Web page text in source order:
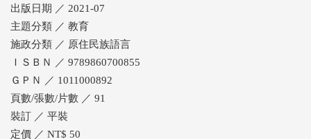
出版日期 ／ 2021-07
主題分類 ／ 教育
施政分類 ／ 原住民族語言
ＩＳＢＮ ／ 9789860700855
ＧＰＮ ／ 1011000892
頁數/張數/片數 ／ 91
裝訂 ／ 平裝
定價 ／ NT$ 50